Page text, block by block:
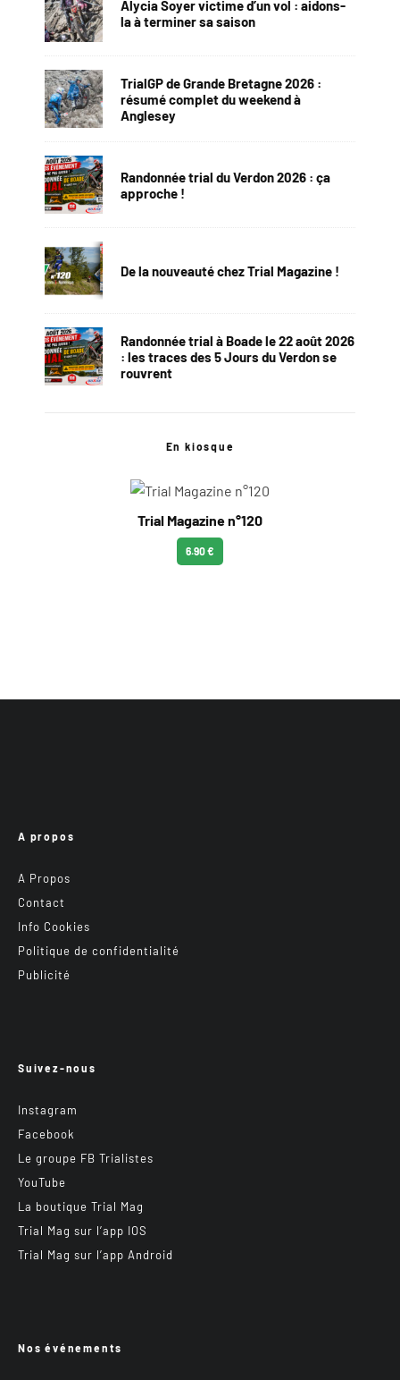
Alycia Soyer victime d’un vol : aidons-
la à terminer sa saison
TrialGP de Grande Bretagne 2026 :
résumé complet du weekend à
Anglesey
Randonnée trial du Verdon 2026 : ça
approche !
De la nouveauté chez Trial Magazine !
Randonnée trial à Boade le 22 août 2026
: les traces des 5 Jours du Verdon se
rouvrent
En kiosque
Trial Magazine n°120
6.90 €
A propos
A Propos
Contact
Info Cookies
Politique de confidentialité
Publicité
Suivez-nous
Instagram
Facebook
Le groupe FB Trialistes
YouTube
La boutique Trial Mag
Trial Mag sur l’app IOS
Trial Mag sur l’app Android
Nos événements